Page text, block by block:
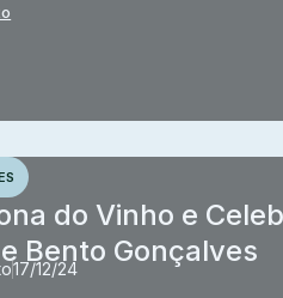
do Vinho e
Bento Gonçalves
17/12/24